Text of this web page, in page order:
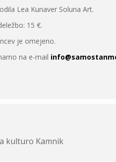
Lea Kunaver Soluna Art.
15 €.
je omejeno.
na e-mail
kulturo Kamnik